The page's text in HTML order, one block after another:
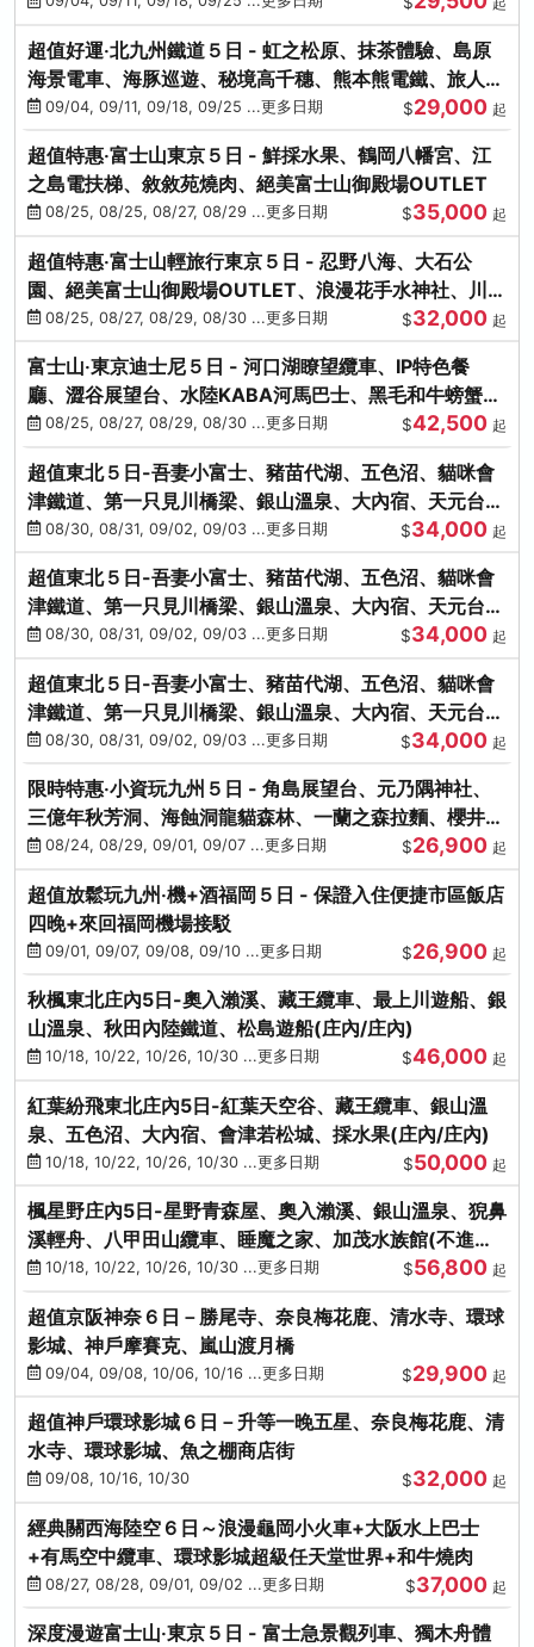
超值好運‧北九州鐵道５日 - 虹之松原、抹茶體驗、島原
海景電車、海豚巡遊、秘境高千穗、熊本熊電鐵、旅人觀
光列車-台中出發
09/04, 09/11, 09/18, 09/25 ...更多日期 $29,000 起
超值特惠‧富士山東京５日 - 鮮採水果、鶴岡八幡宮、江
之島電扶梯、敘敘苑燒肉、絕美富士山御殿場OUTLET
08/25, 08/25, 08/27, 08/29 ...更多日期 $35,000 起
超值特惠‧富士山輕旅行東京５日 - 忍野八海、大石公
園、絕美富士山御殿場OUTLET、浪漫花手水神社、川越
小江戶
08/25, 08/27, 08/29, 08/30 ...更多日期 $32,000 起
富士山‧東京迪士尼５日 - 河口湖瞭望纜車、IP特色餐
廳、澀谷展望台、水陸KABA河馬巴士、黑毛和牛螃蟹美
饌、季節採果
08/25, 08/27, 08/29, 08/30 ...更多日期 $42,500 起
超值東北５日-吾妻小富士、豬苗代湖、五色沼、貓咪會
津鐵道、第一只見川橋梁、銀山溫泉、大內宿、天元台高
原纜車
08/30, 08/31, 09/02, 09/03 ...更多日期 $34,000 起
超值東北５日-吾妻小富士、豬苗代湖、五色沼、貓咪會
津鐵道、第一只見川橋梁、銀山溫泉、大內宿、天元台高
原纜車
08/30, 08/31, 09/02, 09/03 ...更多日期 $34,000 起
超值東北５日-吾妻小富士、豬苗代湖、五色沼、貓咪會
津鐵道、第一只見川橋梁、銀山溫泉、大內宿、天元台高
原纜車
08/30, 08/31, 09/02, 09/03 ...更多日期 $34,000 起
限時特惠‧小資玩九州５日 - 角島展望台、元乃隅神社、
三億年秋芳洞、海蝕洞龍貓森林、一蘭之森拉麵、櫻井二
見浦08/24, 08/29, 09/01, 09/07 ...更多日期 $26,900 起
超值放鬆玩九州‧機+酒福岡５日 - 保證入住便捷市區飯店
四晚+來回福岡機場接駁
09/01, 09/07, 09/08, 09/10 ...更多日期 $26,900 起
秋楓東北庄內5日-奧入瀨溪、藏王纜車、最上川遊船、銀
山溫泉、秋田內陸鐵道、松島遊船(庄內/庄內)
10/18, 10/22, 10/26, 10/30 ...更多日期 $46,000 起
紅葉紛飛東北庄內5日-紅葉天空谷、藏王纜車、銀山溫
泉、五色沼、大內宿、會津若松城、採水果(庄內/庄內)
10/18, 10/22, 10/26, 10/30 ...更多日期 $50,000 起
楓星野庄內5日-星野青森屋、奧入瀨溪、銀山溫泉、猊鼻
溪輕舟、八甲田山纜車、睡魔之家、加茂水族館(不進店)
(庄內/庄內)
10/18, 10/22, 10/26, 10/30 ...更多日期 $56,800 起
超值京阪神奈６日－勝尾寺、奈良梅花鹿、清水寺、環球
影城、神戶摩賽克、嵐山渡月橋
09/04, 09/08, 10/06, 10/16 ...更多日期 $29,900 起
超值神戶環球影城６日－升等一晚五星、奈良梅花鹿、清
水寺、環球影城、魚之棚商店街
09/08, 10/16, 10/30 $32,000 起
經典關西海陸空６日～浪漫龜岡小火車+大阪水上巴士
+有馬空中纜車、環球影城超級任天堂世界+和牛燒肉
08/27, 08/28, 09/01, 09/02 ...更多日期 $37,000 起
深度漫遊富士山‧東京５日 - 富士急景觀列車、獨木舟體